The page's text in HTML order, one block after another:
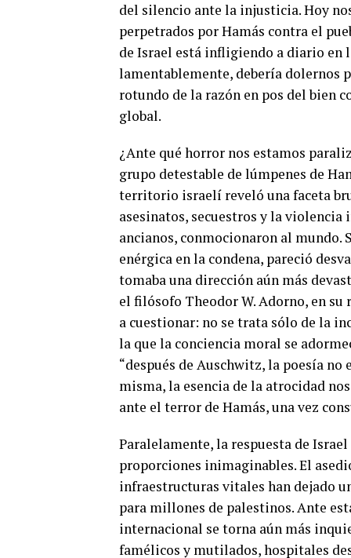
del silencio ante la injusticia. Hoy
perpetrados por Hamás contra el
de Israel está infligiendo a diario en
lamentablemente, debería dolernos
rotundo de la razón en pos del bien
global.
¿Ante qué horror nos estamos
grupo detestable de lúmpenes de
territorio israelí reveló una faceta
asesinatos, secuestros y la
ancianos, conmocionaron al
enérgica en la condena, pareció
tomaba una dirección aún más
el filósofo Theodor W. Adorno, en
a cuestionar: no se trata sólo de la
la que la conciencia moral se
“después de Auschwitz, la poesía
misma, la esencia de la atrocidad
ante el terror de Hamás, una vez
Paralelamente, la respuesta de
proporciones inimaginables. El
infraestructuras vitales han dejado
para millones de palestinos. Ante
internacional se torna aún más
famélicos y mutilados, hospitales